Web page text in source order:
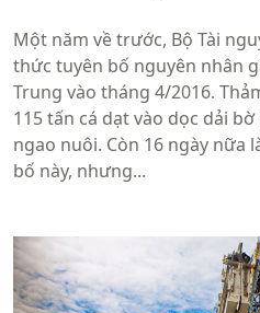
Một năm về trước, Bộ Tài
thức tuyên bố nguyên nhân
Trung vào tháng 4/2016.
115 tấn cá dạt vào dọc dải
ngao nuôi. Còn 16 ngày nữa
bố này, nhưng...